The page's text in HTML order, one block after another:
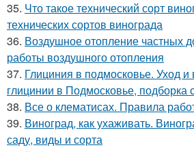
35. Что такое технический сорт
технических сортов винограда
36. Воздушное отопление частных
работы воздушного отопления
37. Глициния в подмосковье. Уход
глицинии в Подмосковье, подборка
38. Все о клематисах. Правила
39. Виноград, как ухаживать.
саду, виды и сорта